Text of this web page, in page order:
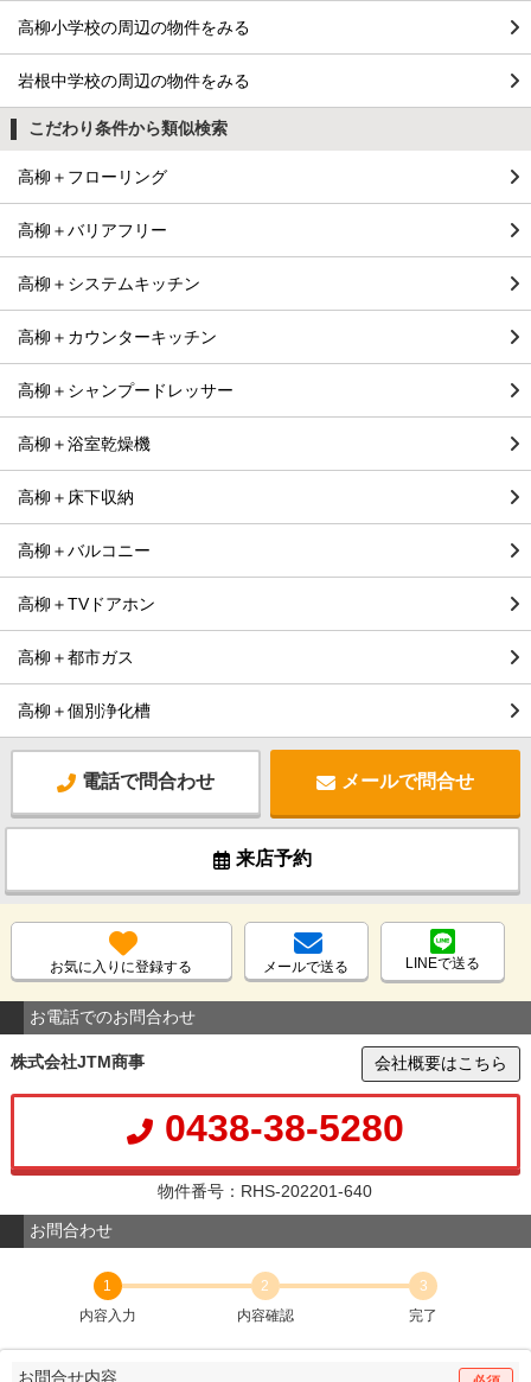
高柳小学校の周辺の物件をみる
岩根中学校の周辺の物件をみる
こだわり条件から類似検索
高柳＋フローリング
高柳＋バリアフリー
高柳＋システムキッチン
高柳＋カウンターキッチン
高柳＋シャンプードレッサー
高柳＋浴室乾燥機
高柳＋床下収納
高柳＋バルコニー
高柳＋TVドアホン
高柳＋都市ガス
高柳＋個別浄化槽
電話で問合わせ メールで問合せ
来店予約
お気に入りに登録する メールで送る LINEで送る
お電話でのお問合わせ
株式会社JTM商事 会社概要はこちら
0438-38-5280
物件番号：RHS-202201-640
お問合わせ
1
内容入力
2
内容確認
3
完了
お問合せ内容